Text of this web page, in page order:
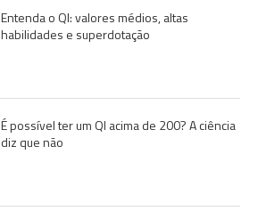
Entenda o QI: valores médios, altas
habilidades e superdotação
É possível ter um QI acima de 200? A ciência
diz que não